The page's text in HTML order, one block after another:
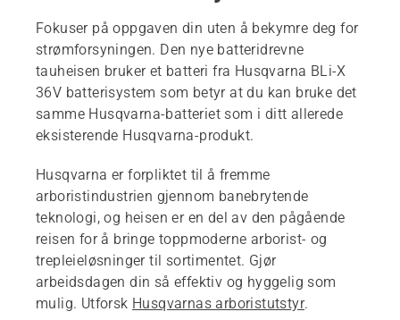
Fokuser på oppgaven din uten å bekymre deg for
strømforsyningen. Den nye batteridrevne
tauheisen bruker et batteri fra Husqvarna BLi-X
36V batterisystem som betyr at du kan bruke det
samme Husqvarna-batteriet som i ditt allerede
eksisterende Husqvarna-produkt.
Husqvarna er forpliktet til å fremme
arboristindustrien gjennom banebrytende
teknologi, og heisen er en del av den pågående
reisen for å bringe toppmoderne arborist- og
trepleieløsninger til sortimentet. Gjør
arbeidsdagen din så effektiv og hyggelig som
mulig. Utforsk Husqvarnas arboristutstyr.